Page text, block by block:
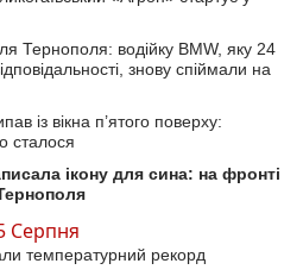
Тернополя: водійку BMW, яку 24
знову спіймали на
із вікна п’ятого поверху:
сталося
ікону для сина: на фронті
Серпня
температурний рекорд